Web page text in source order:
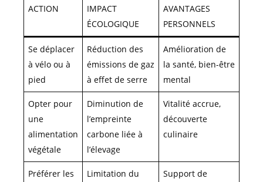
ACTION
IMPACT
ÉCOLOGIQUE
AVANTAGES
PERSONNELS
Se déplacer
à vélo ou à
pied
Réduction des
émissions de gaz
à effet de serre
Amélioration de
la santé, bien-être
mental
Opter pour
une
alimentation
végétale
Diminution de
l’empreinte
carbone liée à
l’élevage
Vitalité accrue,
découverte
culinaire
Préférer les
Limitation du
Support de